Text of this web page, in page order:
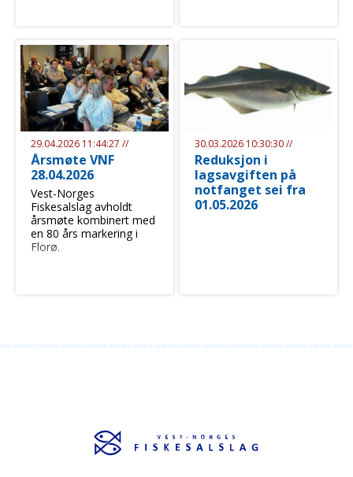
29.04.2026 11:44:27 //
Årsmøte VNF
28.04.2026
Vest-Norges
Fiskesalslag avholdt
årsmøte kombinert med
en 80 års markering i
Florø.
30.03.2026 10:30:30 //
Reduksjon i
lagsavgiften på
notfanget sei fra
01.05.2026